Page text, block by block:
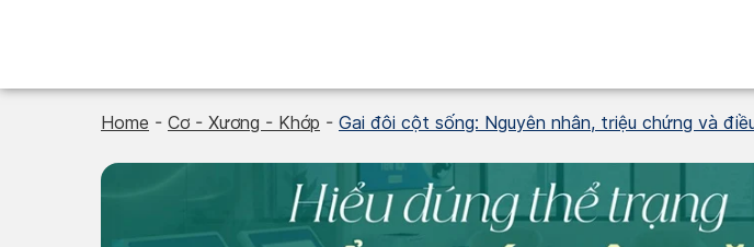
Home - Cơ - Xương - Khớp - Gai đôi cột sống: Nguyên nhân, triệu chứng và